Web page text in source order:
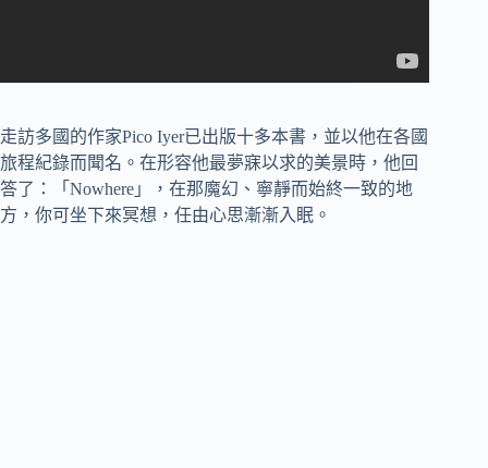
走訪多國的作家Pico Iyer已出版十多本書，並以他在各國
旅程紀錄而聞名。在形容他最夢寐以求的美景時，他回
答了：「Nowhere」，在那魔幻、寧靜而始終一致的地
方，你可坐下來冥想，任由心思漸漸入眠。